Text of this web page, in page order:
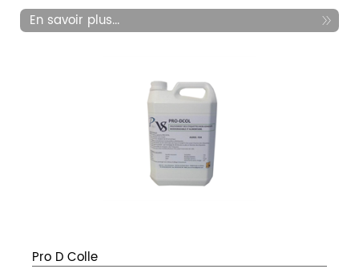
En savoir plus...
Pro D Colle